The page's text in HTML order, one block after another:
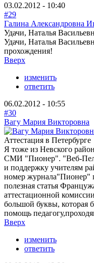
03.02.2012 - 10:40
#29
Галина Александровна
Удачи, Наталья
Удачи, Наталья
прохождения!
Вверх
изменить
ответить
06.02.2012 - 10:55
#30
Вагу Мария Викторовна
Аттестация в Петербурге
Я тоже из Невского
СМИ "Пионер". "Веб-
и поддержку учителям
номер журнала"Пионер"
полезная статья
аттестационной
большой буквы, которая
помощь
Вверх
изменить
ответить